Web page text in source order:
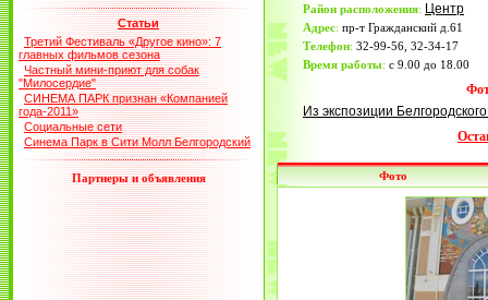
Статьи
Третий Фестиваль «Другое кино»: 7
главных фильмов сезона
Частный мини-приют для собак
"Милосердие"
СИНЕМА ПАРК признан «Компанией
года-2011»
Социальные сети
Синема Парк в Сити Молл Белгородский
Партнеры и объявления
Район расположения: Центр
Адрес: пр-т Гражданский д.61
Телефон: 32-99-56, 32-34-17
Время работы: с 9.00 до 18.00
Из экспозиции
Фото